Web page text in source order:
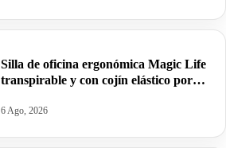
Silla de oficina ergonómica Magic Life
transpirable y con cojín elástico por
6 Ago, 2026